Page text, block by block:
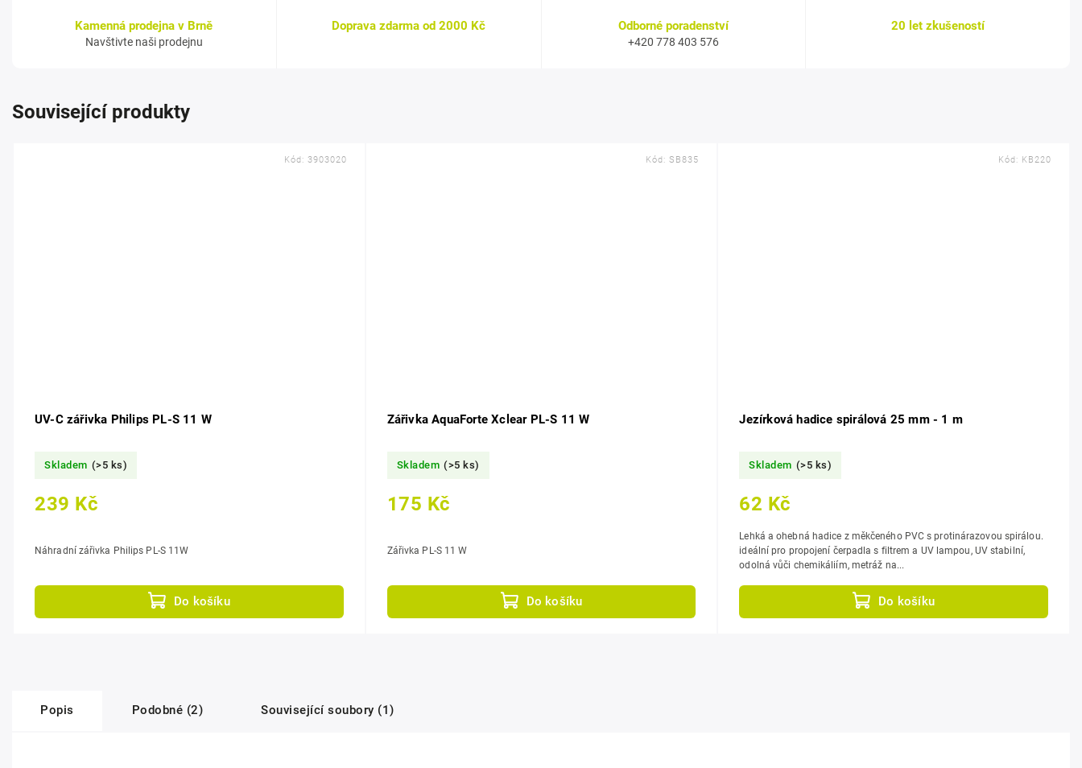
Kamenná prodejna v Brně
Navštivte naši prodejnu
Doprava zdarma od 2000 Kč Odborné poradenství
+420 778 403 576
20 let zkušeností
Související produkty
UV-C zářivka Philips PL-S 11 W
Skladem (>5 ks)
239 Kč
Do košíku
Náhradní zářivka Philips PL-S 11W
Kód: 3903020
Zářivka AquaForte Xclear PL-S 11 W
Skladem (>5 ks)
175 Kč
Do košíku
Zářivka PL-S 11 W
Kód:SB835
Jezírková hadice spirálová 25 mm - 1 m
Skladem (>5 ks)
62 Kč
Do košíku
Lehká a ohebná hadice z měkčeného PVC s protinárazovou spirálou.
ideální pro propojení čerpadla s filtrem a UV lampou, UV stabilní,
odolná vůči chemikáliím, metráž na...
Kód: KB220
Popis Podobné (2) Související soubory (1)